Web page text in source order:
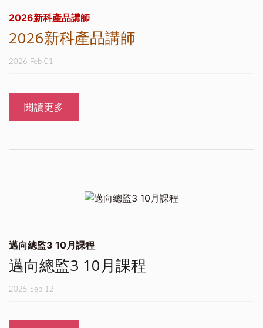
2026新科產品講師
2026新科產品講師
2026 Feb 01
閱讀更多
邁向總監3 10月課程
邁向總監3 10月課程
2025 Sep 12